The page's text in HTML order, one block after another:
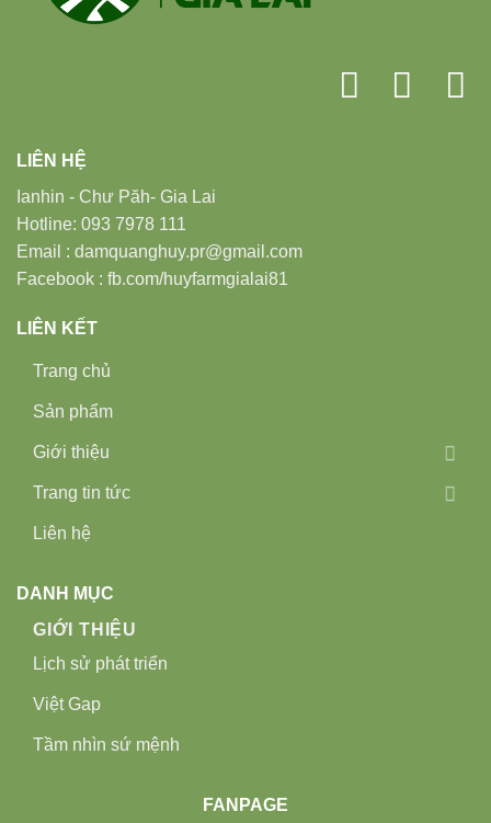
LIÊN HỆ
Ianhin - Chư Păh- Gia Lai
Hotline: 093 7978 111
Email : damquanghuy.pr@gmail.com
Facebook : fb.com/huyfarmgialai81
LIÊN KẾT
Trang chủ
Sản phẩm
Giới thiệu
Trang tin tức
Liên hệ
DANH MỤC
GIỚI THIỆU
Lịch sử phát triển
Việt Gap
Tầm nhìn sứ mệnh
FANPAGE